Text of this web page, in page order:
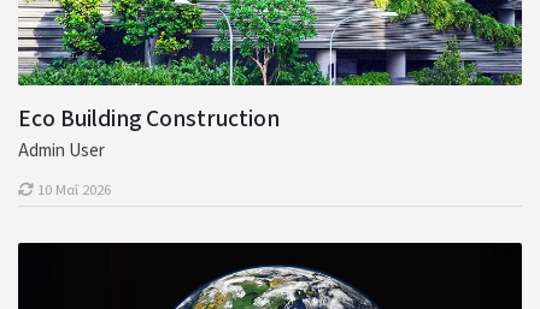
Eco Building Construction
Admin User
10 Μαΐ 2026